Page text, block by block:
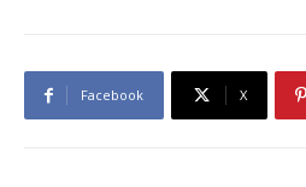
Facebook X